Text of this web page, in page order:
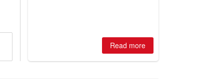
Read more